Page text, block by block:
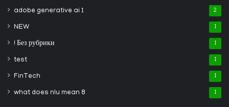
adobe generative ai 1 2
NEW 1
! Без рубрики 1
test 1
FinTech 1
what does nlu mean 8 1